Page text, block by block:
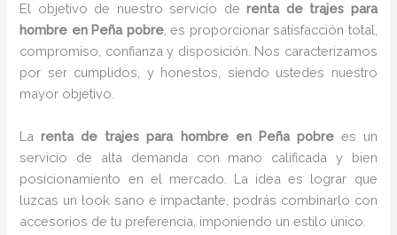
El objetivo de nuestro servicio derenta de trajes para
hombre en Peña pobre, es proporcionar satisfacción total,
compromiso, confianza y disposición. Nos caracterizamos
por ser cumplidos, y honestos, siendo ustedes nuestro
mayor objetivo.
Larenta de trajes para hombre en Peña pobre es un
servicio de alta demanda con mano calificada y bien
posicionamiento en el mercado. La idea es lograr que
luzcas un look sano e impactante, podrás combinarlo con
accesorios de tu preferencia, imponiendo un estilo único.